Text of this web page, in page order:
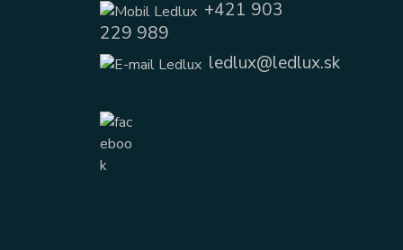
+421 903
229 989
ledlux@ledlux.sk